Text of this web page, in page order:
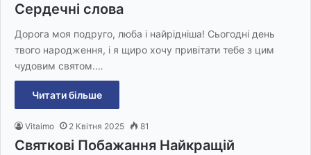
Сердечні слова
Дорога моя подруго, люба і найрідніша! Сьогодні день
твого народження, і я щиро хочу привітати тебе з цим
чудовим святом.…
Читати більше
Vitaimo 2 Квітня 2025 81
Святкові Побажання Найкращій